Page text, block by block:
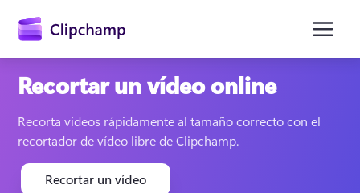
principal
Recortar un vídeo online
Recorta vídeos rápidamente al tamaño correcto con el
recortador de vídeo libre de Clipchamp.
Recortar un vídeo